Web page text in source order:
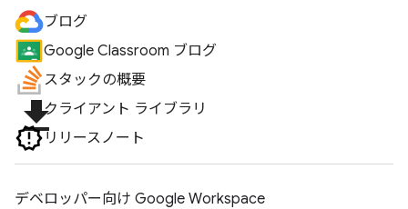
ブログ
Google Classroom ブログ
スタックの概要
file_downloadクライアント ライブラリ
リリースノート
デベロッパー向け Google Workspace